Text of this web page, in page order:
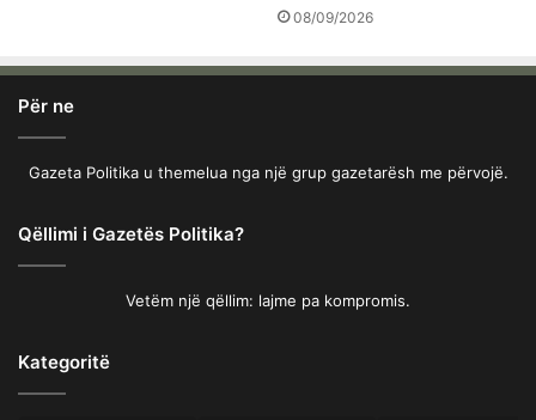
08/09/2026
Për ne
Gazeta Politika u themelua nga një grup gazetarësh me përvojë.
Qëllimi i Gazetës Politika?
Vetëm një qëllim: lajme pa kompromis.
Kategoritë